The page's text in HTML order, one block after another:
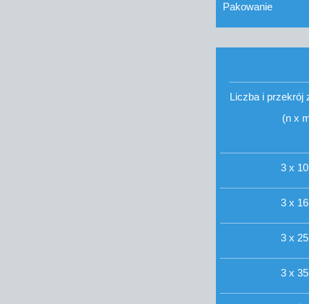
Pakowanie
Liczba i przekrój
(n x
3 x
3 x
3 x
3 x